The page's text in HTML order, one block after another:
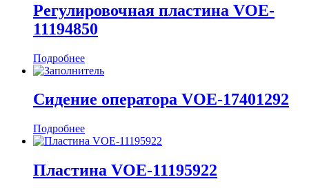
Регулировочная пластина VOE-
11194850
Подробнее
Сидение оператора VOE-17401292
Подробнее
Пластина VOE-11195922